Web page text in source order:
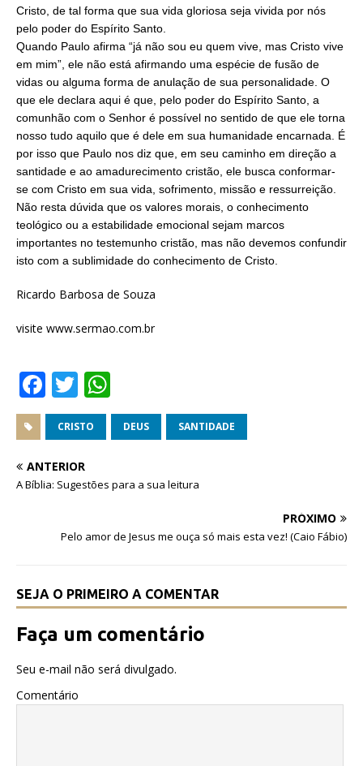
Cristo, de tal forma que sua vida gloriosa seja vivida por nós
pelo poder do Espírito Santo.
Quando Paulo afirma “já não sou eu quem vive, mas Cristo vive
em mim”, ele não está afirmando uma espécie de fusão de
vidas ou alguma forma de anulação de sua personalidade. O
que ele declara aqui é que, pelo poder do Espírito Santo, a
comunhão com o Senhor é possível no sentido de que ele torna
nosso tudo aquilo que é dele em sua humanidade encarnada. É
por isso que Paulo nos diz que, em seu caminho em direção a
santidade e ao amadurecimento cristão, ele busca conformar-
se com Cristo em sua vida, sofrimento, missão e ressurreição.
Não resta dúvida que os valores morais, o conhecimento
teológico ou a estabilidade emocional sejam marcos
importantes no testemunho cristão, mas não devemos confundir
isto com a sublimidade do conhecimento de Cristo.
Ricardo Barbosa de Souza
visite www.sermao.com.br
F
a
c
e
b
o
T
w
it
te
r
h
at
A
p
CRISTO DEUS SANTIDADE
ANTERIOR
A Bíblia: Sugestões para a sua leitura
PRÓXIMO
Pelo amor de Jesus me ouça só mais esta vez! (Caio Fábio)
SEJA O PRIMEIRO A COMENTAR
Faça um comentário
Seu e-mail não será divulgado.
Comentário